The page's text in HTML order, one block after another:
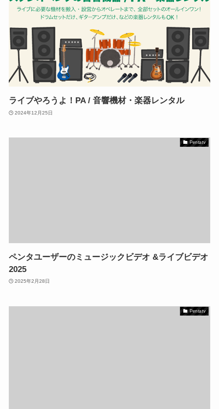
ライブやろうよ！PA / 音響機材・楽器レンタル
2024年12月25日
Pentatv
ペンタユーザーのミュージックビデオ &ライブビデオ
2025
2025年2月28日
Pentatv